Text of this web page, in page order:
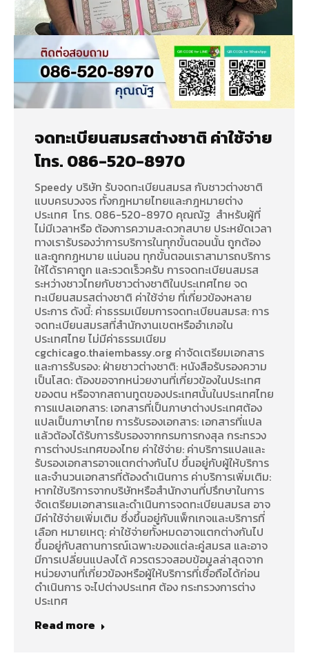
จดทะเบียนสมรสต่างชาติ ค่าใช้จ่าย
โทร. 086-520-8970
Speedy บริษัท รับจดทะเบียนสมรส กับชาวต่างชาติ
แบบครบวงจร ทั้งกฎหมายไทยและกฎหมายต่าง
ประเทศ โทร. 086-520-8970 คุณณัฐ สำหรับผู้ที่
ไม่มีเวลาหรือ ต้องการความสะดวกสบาย ประหยัดเวลา
ทางเรารับรองว่าการบริการในทุกขั้นตอนนั้น ถูกต้อง
และถูกกฏหมาย แน่นอน ทุกขั้นตอนเราสามารถบริการ
ให้ได้ราคาถูก และรวดเร็วครับ การจดทะเบียนสมรส
ระหว่างชาวไทยกับชาวต่างชาติในประเทศไทย จด
ทะเบียนสมรสต่างชาติ ค่าใช้จ่าย ที่เกี่ยวข้องหลาย
ประการ ดังนี้: ค่าธรรมเนียมการจดทะเบียนสมรส: การ
จดทะเบียนสมรสที่สำนักงานเขตหรืออำเภอใน
ประเทศไทย ไม่มีค่าธรรมเนียม
cgchicago.thaiembassy.org ค่าจัดเตรียมเอกสาร
และการรับรอง: ฝ่ายชาวต่างชาติ: หนังสือรับรองความ
เป็นโสด: ต้องขอจากหน่วยงานที่เกี่ยวข้องในประเทศ
ของตน หรือจากสถานทูตของประเทศนั้นในประเทศไทย
การแปลเอกสาร: เอกสารที่เป็นภาษาต่างประเทศต้อง
แปลเป็นภาษาไทย การรับรองเอกสาร: เอกสารที่แปล
แล้วต้องได้รับการรับรองจากกรมการกงสุล กระทรวง
การต่างประเทศของไทย ค่าใช้จ่าย: ค่าบริการแปลและ
รับรองเอกสารอาจแตกต่างกันไป ขึ้นอยู่กับผู้ให้บริการ
และจำนวนเอกสารที่ต้องดำเนินการ ค่าบริการเพิ่มเติม:
หากใช้บริการจากบริษัทหรือสำนักงานที่ปรึกษาในการ
จัดเตรียมเอกสารและดำเนินการจดทะเบียนสมรส อาจ
มีค่าใช้จ่ายเพิ่มเติม ซึ่งขึ้นอยู่กับแพ็กเกจและบริการที่
เลือก หมายเหตุ: ค่าใช้จ่ายทั้งหมดอาจแตกต่างกันไป
ขึ้นอยู่กับสถานการณ์เฉพาะของแต่ละคู่สมรส และอาจ
มีการเปลี่ยนแปลงได้ ควรตรวจสอบข้อมูลล่าสุดจาก
หน่วยงานที่เกี่ยวข้องหรือผู้ให้บริการที่เชื่อถือได้ก่อน
ดำเนินการ จะไปต่างประเทศ ต้อง กระทรวงการต่าง
ประเทศ
Read more